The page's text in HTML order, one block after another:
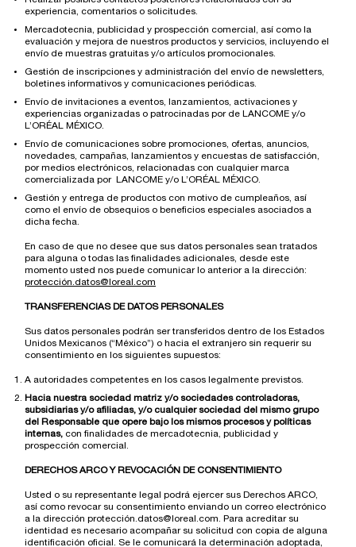
experiencia, comentarios o solicitudes.
Mercadotecnia, publicidad y prospección comercial, así como la
evaluación y mejora de nuestros productos y servicios, incluyendo el
envío de muestras gratuitas y/o artículos promocionales.
Gestión de inscripciones y administración del envío de newsletters,
boletines informativos y comunicaciones periódicas.
Envío de invitaciones a eventos, lanzamientos, activaciones y
experiencias organizadas o patrocinadas por de LANCOME y/o
L’ORÉAL MÉXICO.
Envío de comunicaciones sobre promociones, ofertas, anuncios,
novedades, campañas, lanzamientos y encuestas de satisfacción,
por medios electrónicos, relacionadas con cualquier marca
comercializada por LANCOME y/o L’ORÉAL MÉXICO.
Gestión y entrega de productos con motivo de cumpleaños, así
como el envío de obsequios o beneficios especiales asociados a
dicha fecha.
En caso de que no desee que sus datos personales sean tratados
para alguna o todas las finalidades adicionales, desde este
momento usted nos puede comunicar lo anterior a la dirección:
protección.datos@loreal.com
TRANSFERENCIAS DE DATOS PERSONALES
Sus datos personales podrán ser transferidos dentro de los Estados
Unidos Mexicanos (“México”) o hacia el extranjero sin requerir su
consentimiento en los siguientes supuestos:
A autoridades competentes en los casos legalmente previstos.
Hacia nuestra sociedad matriz y/o sociedades controladoras,
subsidiarias y/o afiliadas, y/o cualquier sociedad del mismo grupo
del Responsable que opere bajo los mismos procesos y políticas
internas, con finalidades de mercadotecnia, publicidad y
prospección comercial.
DERECHOS ARCO Y REVOCACIÓN DE CONSENTIMIENTO
Usted o su representante legal podrá ejercer sus Derechos ARCO,
así como revocar su consentimiento enviando un correo electrónico
a la dirección protección.datos@loreal.com. Para acreditar su
identidad es necesario acompañar su solicitud con copia de alguna
identificación oficial. Se le comunicará la determinación adoptada,